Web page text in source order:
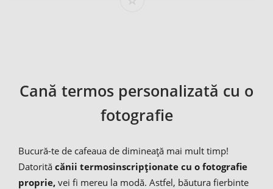
Cană termos personalizată cu o
fotografie
Bucură-te de cafeaua de dimineață mai mult timp!
Datorită cănii termosinscripționate cu o fotografie
proprie, vei fi mereu la modă. Astfel, băutura fierbinte